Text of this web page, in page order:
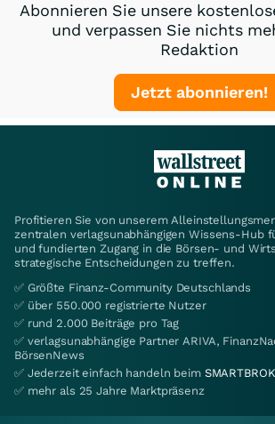
Abonnieren Sie unsere
und verpassen Sie nichts
Redaktion
Jetzt abonnieren!
Profitieren Sie von unserem
zentralen verlagsunabhängigen Wissens-Hub
und fundierten Zugang in die Börsen- und
strategische Entscheidungen zu treffen.
✅ Größte Finanz-Community Deutschlands
✅ über 550.000 registrierte Nutzer
✅ rund 2.000 Beiträge pro Tag
✅ verlagsunabhängige Partner ARIVA,
BörsenNews
✅ Jederzeit einfach handeln beim
✅ mehr als 25 Jahre Marktpräsenz